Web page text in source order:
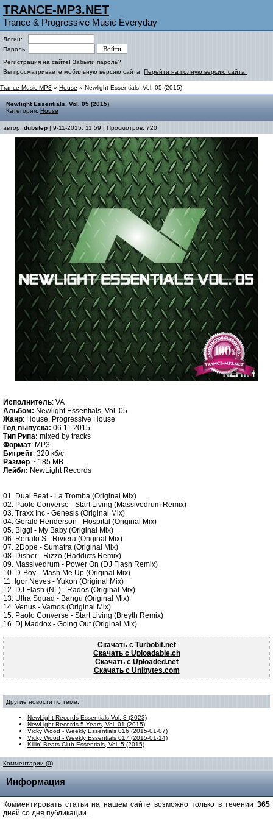
TRANCE-MP3.NET
Trance & Progressive Music Everyday
Логин:
Пароль:
Регистрация на сайте! Забыли пароль?
Вы просматриваете мобильную версию сайта. Перейти на полную версию сайта.
Trance Music MP3 » House » Newlight Essentials, Vol. 05 (2015)
Newlight Essentials, Vol. 05 (2015)
Категория: House
автор: dubstep | 9-11-2015, 11:59 | Просмотров: 720
Исполнитель: VA
Альбом: Newlight Essentials, Vol. 05
Жанр: House, Progressive House
Год выпуска: 06.11.2015
Тип Рипа: mixed by tracks
Формат: MP3
Битрейт: 320 кб/c
Размер ~ 185 MB
Лейбл: NewLight Records
01. Dual Beat - La Tromba (Original Mix)
02. Paolo Converse - Start Living (Massivedrum Remix)
03. Traxx Inc - Genesis (Original Mix)
04. Gerald Henderson - Hospital (Original Mix)
05. Biggi - My Baby (Original Mix)
06. Renato S - Riviera (Original Mix)
07. 2Dope - Sumatra (Original Mix)
08. Disher - Rizzo (Haddicts Remix)
09. Massivedrum - Power On (DJ Flash Remix)
10. D-Boy - Mash Me Up (Original Mix)
11. Igor Neves - Yukon (Original Mix)
12. DJ Flash (NL) - Rados (Original Mix)
13. Ultra Squad - Bangu (Original Mix)
14. Venus - Vamos (Original Mix)
15. Paolo Converse - Start Living (Breyth Remix)
16. Dj Maddox - Going Out (Original Mix)
Скачать c Turbobit.net
Скачать c Uploadable.ch
Скачать c Uploaded.net
Скачать c Unibytes.com
Другие новости по теме:
NewLight Records Essentials Vol. 8 (2023)
NewLight Records 5 Years, Vol. 01 (2015)
Vicky Wood - Weekly Essentials 016 (2015-01-07)
Vicky Wood - Weekly Essentials 017 (2015-01-14)
Killin' Beats Club Essentials, Vol. 5 (2015)
Комментарии (0)
Информация
Комментировать статьи на нашем сайте возможно только в течении 365
дней со дня публикации.